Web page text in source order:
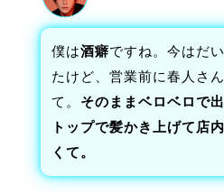
僕は酒癖ですね。今はだ
たけど、営業前に春人さ
て。 そのままベロベロで
トップで髪かき上げて店
くて。